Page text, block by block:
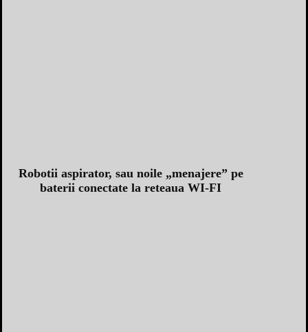
Robotii aspirator, sau noile „menajere” pe
baterii conectate la reteaua WI-FI